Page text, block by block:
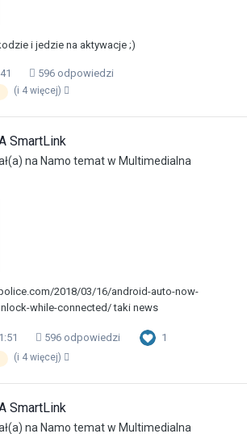
i jedzie na aktywacje ;)
596 odpowiedzi
(i 4 więcej)
SmartLink
na Namo temat w Multimedialna
2018/03/16/android-auto-now-
while-connected/ taki news
596 odpowiedzi 1
(i 4 więcej)
SmartLink
na Namo temat w Multimedialna